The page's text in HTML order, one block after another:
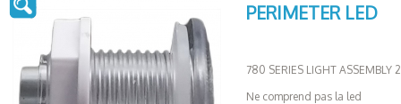
PERIMETER LED
780 SERIES LIGHT ASSEMBLY
Ne comprend pas la led